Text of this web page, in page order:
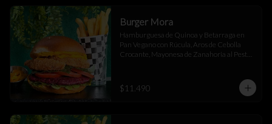
Burger Mora
Hamburguesa de Quinoa y Betarraga en
Pan Vegano con Rúcula, Aros de Cebolla
Crocante, Mayonesa de Zanahoria al Pesto,
$11.490